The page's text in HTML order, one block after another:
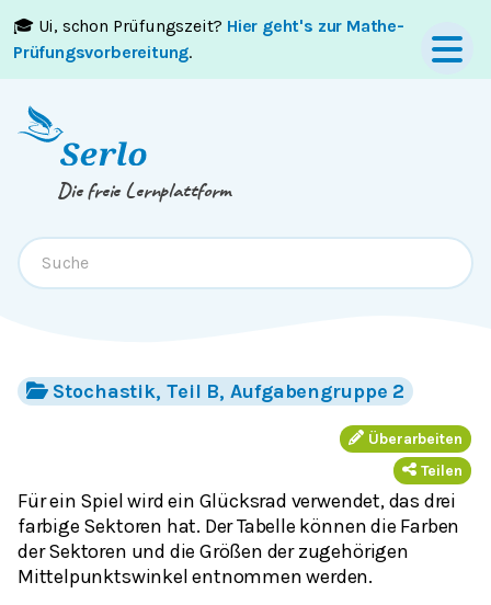
🎓 Ui, schon Prüfungszeit? Hier geht's zur Mathe-
Prüfungsvorbereitung.
Springe zumInhaltoderFooter
Die freie Lernplattform
Stochastik, Teil B, Aufgabengruppe 2
Überarbeiten
Teilen
Für ein Spiel wird ein Glücksrad verwendet, das drei
farbige Sektoren hat. Der Tabelle können die Farben
der Sektoren und die Größen der zugehörigen
Mittelpunktswinkel entnommen werden.